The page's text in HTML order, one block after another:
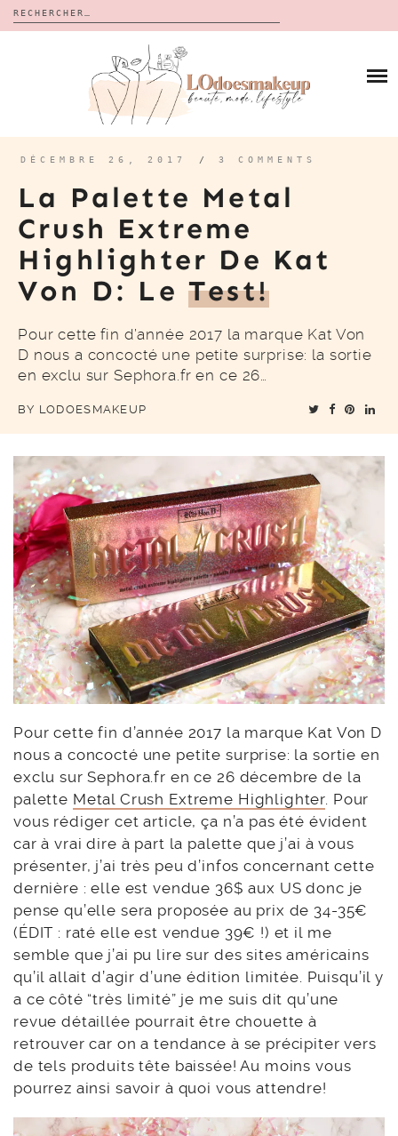
Rechercher :
CALENDRIERS DE L’AVENT
BON PLAN
À PROPOS
CONTACT
DÉCEMBRE 26, 2017 / 3 COMMENTS
La Palette Metal
Crush Extreme
Highlighter De Kat
Von D: Le Test!
Pour cette fin d’année 2017 la marque Kat Von
D nous a concocté une petite surprise: la sortie
en exclu sur Sephora.fr en ce 26…
BY LODOESMAKEUP
Pour cette fin d’année 2017 la marque Kat Von D
nous a concocté une petite surprise: la sortie en
exclu sur Sephora.fr en ce 26 décembre de la
palette Metal Crush Extreme Highlighter . Pour
vous rédiger cet article, ça n’a pas été évident
car à vrai dire à part la palette que j’ai à vous
présenter, j’ai très peu d’infos concernant cette
dernière : elle est vendue 36$ aux US donc je
pense qu’elle sera proposée au prix de 34-35€
(ÉDIT : raté elle est vendue 39€ !) et il me
semble que j’ai pu lire sur des sites américains
qu’il allait d’agir d’une édition limitée. Puisqu’il y
a ce côté “très limité” je me suis dit qu’une
revue détaillée pourrait être chouette à
retrouver car on a tendance à se précipiter vers
de tels produits tête baissée! Au moins vous
pourrez ainsi savoir à quoi vous attendre!